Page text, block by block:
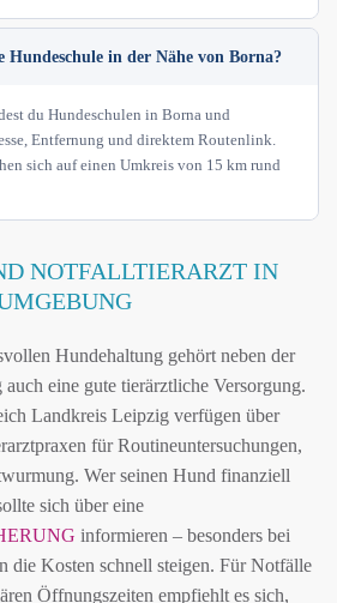
Hundeschule in der Nähe von Borna?
du Hundeschulen in Borna und
Entfernung und direktem Routenlink.
sich auf einen Umkreis von 15 km rund
NOTFALLTIERARZT IN
Hundehaltung gehört neben der
eine gute tierärztliche Versorgung.
Landkreis Leipzig verfügen über
für Routineuntersuchungen,
Wer seinen Hund finanziell
sich über eine
informieren – besonders bei
die Kosten schnell steigen. Für Notfälle
Öffnungszeiten empfiehlt es sich,